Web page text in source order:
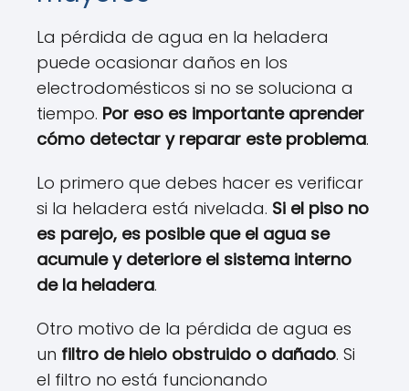
La pérdida de agua en la heladera
puede ocasionar daños en los
electrodomésticos si no se soluciona a
tiempo. Por eso es importante aprender
cómo detectar y reparar este problema.
Lo primero que debes hacer es verificar
si la heladera está nivelada. Si el piso no
es parejo, es posible que el agua se
acumule y deteriore el sistema interno
de la heladera.
Otro motivo de la pérdida de agua es
un filtro de hielo obstruido o dañado. Si
el filtro no está funcionando